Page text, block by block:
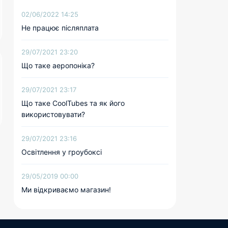
02/06/2022 14:25
Не працює післяплата
29/07/2021 23:20
Що таке аеропоніка?
29/07/2021 23:17
Що таке CoolTubes та як його
використовувати?
29/07/2021 23:16
Освітлення у гроубоксі
29/05/2019 00:00
Ми відкриваємо магазин!